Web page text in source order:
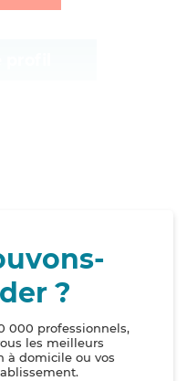
?
000 professionnels,
les meilleurs
à domicile ou vos